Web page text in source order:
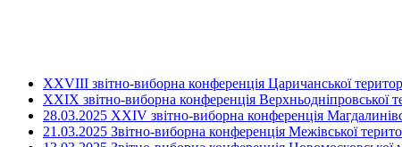
ХХVIII звітно-виборна конференція Царичанської
XXIX звітно-виборна конференція Верхньодніпровської
28.03.2025 ХХІV звітно-виборна конференція
21.03.2025 Звітно-виборна конференція Межівської